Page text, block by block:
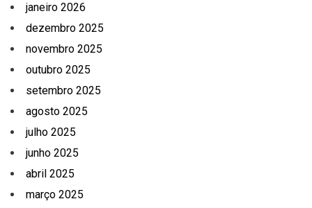
janeiro 2026
dezembro 2025
novembro 2025
outubro 2025
setembro 2025
agosto 2025
julho 2025
junho 2025
abril 2025
março 2025